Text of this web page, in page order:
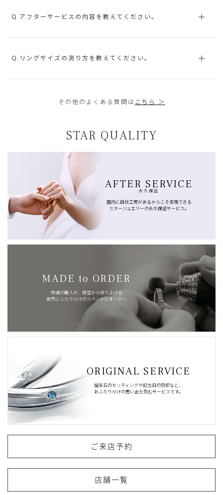
Q.アフターサービスの内容を教えてください。
Q.リングサイズの測り方を教えてください。
その他のよくある質問は こちら ＞
STAR QUALITY
AFTER SERVICE
永久保証
国内に自社工房があるからこそ実現できる
スタージュエリーの永久保証サービス。
MADE to ORDER
熟練の職人が、原型から作り上げる
世界にふたりだけのスペシャルオーダー
ORIGINAL SERVICE
誕生石のセッティングや記念日の刻印など、
おふたりだけの思い出を刻むサービスです。
ご来店予約
店舗一覧